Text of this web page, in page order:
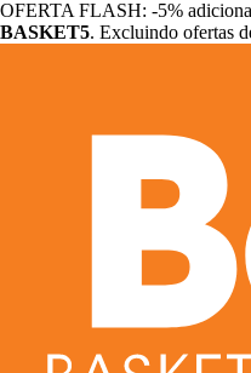
OFERTA FLASH: -5%
BASKET5. Excluindo ofertas